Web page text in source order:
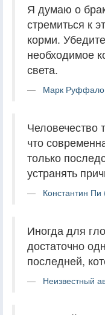
Я думаю о
стремиться к
корми.
необходимое
света.
Марк Руффало
Человечество
что
только
устранять
Константин Пи
Иногда для
достаточно
последней,
Неизвестный